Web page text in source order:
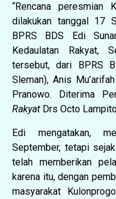
“Rencana peresmian
dilakukan tanggal 17
BPRS BDS Edi
Kedaulatan Rakyat,
tersebut, dari BPRS
Sleman), Anis
Pranowo. Diterima
Rakyat Drs Octo
Edi mengatakan,
September, tetapi
telah memberikan
karena itu, dengan
masyarakat